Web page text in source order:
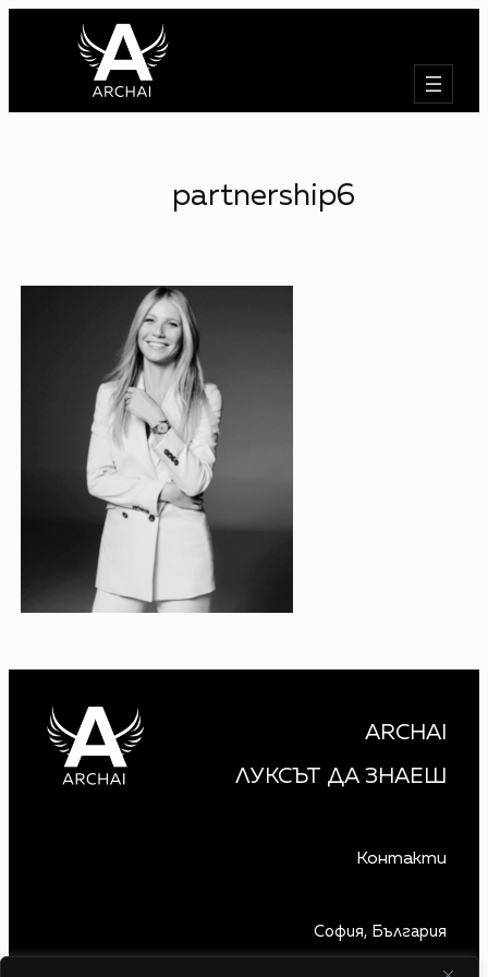
partnership6
ARCHAI
ЛУКСЪТ ДА ЗНАЕШ
Контакти
София, България